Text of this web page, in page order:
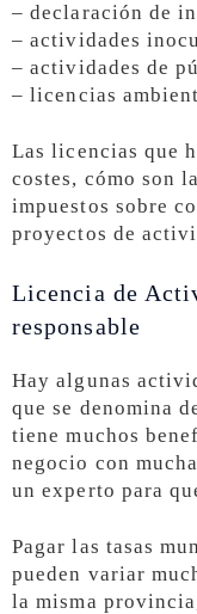
– declaración de
– actividades
– actividades de
– licencias
Las licencias que
costes, cómo son
impuestos sobre
proyectos de
Licencia de
responsable
Hay algunas
que se denomina
tiene muchos
negocio con
un experto para
Pagar las tasas
pueden variar
la misma